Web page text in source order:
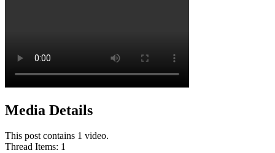
Media Details
This post contains 1 video.
Thread Items: 1